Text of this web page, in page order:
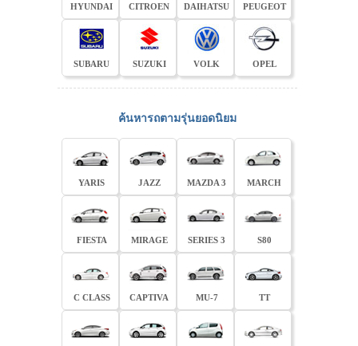
HYUNDAI CITROEN DAIHATSU PEUGEOT
SUBARU SUZUKI VOLK OPEL
ค้นหารถตามรุ่นยอดนิยม
YARIS JAZZ MAZDA 3 MARCH
FIESTA MIRAGE SERIES 3 S80
C CLASS CAPTIVA MU-7 TT